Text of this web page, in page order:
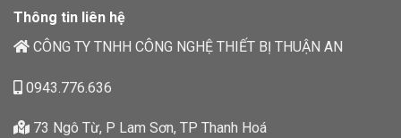
Thông tin liên hệ
CÔNG TY TNHH CÔNG NGHỆ THIẾT BỊ THUẬN AN
0943.776.636
73 Ngô Từ, P Lam Sơn, TP Thanh Hoá